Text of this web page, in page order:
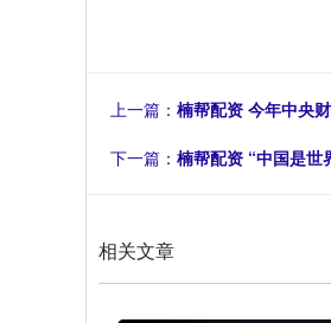
上一篇： 楠帮配资 今年中央
下一篇： 楠帮配资 “中国是
相关文章